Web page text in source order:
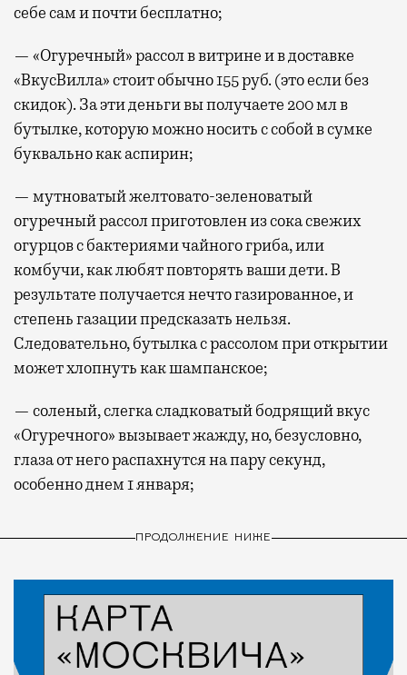
себе сам и почти бесплатно;
— «Огуречный» рассол в витрине и в доставке
«ВкусВилла» стоит обычно 155 руб. (это если без
скидок). За эти деньги вы получаете 200 мл в
бутылке, которую можно носить с собой в сумке
буквально как аспирин;
— мутноватый желтовато-зеленоватый
огуречный рассол приготовлен из сока свежих
огурцов с бактериями чайного гриба, или
комбучи, как любят повторять ваши дети. В
результате получается нечто газированное, и
степень газации предсказать нельзя.
Следовательно, бутылка с рассолом при открытии
может хлопнуть как шампанское;
— соленый, слегка сладковатый бодрящий вкус
«Огуречного» вызывает жажду, но, безусловно,
глаза от него распахнутся на пару секунд,
особенно днем 1 января;
ПРОДОЛЖЕНИЕ НИЖЕ